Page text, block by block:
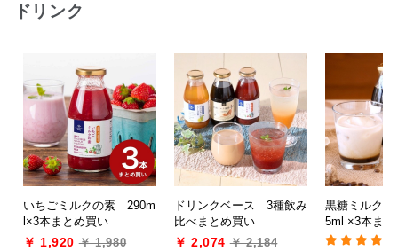
ドリンク
いちごミルクの素 290m
l×3本まとめ買い
￥ 1,920 ￥ 1,980
ドリンクベース 3種飲み
比べまとめ買い
￥ 2,074 ￥ 2,184
黒糖ミルク
5ml ×3本まと